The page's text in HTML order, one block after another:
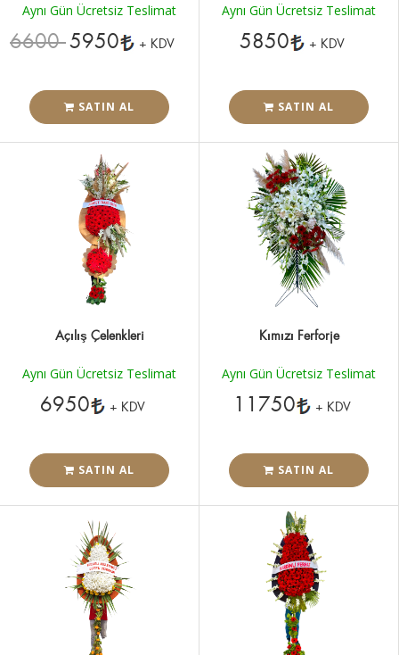
Aynı Gün Ücretsiz Teslimat
66005950 + KDV
SATIN AL
Aynı Gün Ücretsiz Teslimat
5850 + KDV
SATIN AL
Açılış Çelenkleri
Aynı Gün Ücretsiz Teslimat
6950 + KDV
SATIN AL
Kımızı Ferforje
Aynı Gün Ücretsiz Teslimat
11750 + KDV
SATIN AL